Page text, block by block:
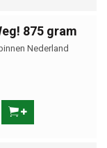
875 gram
Nederland